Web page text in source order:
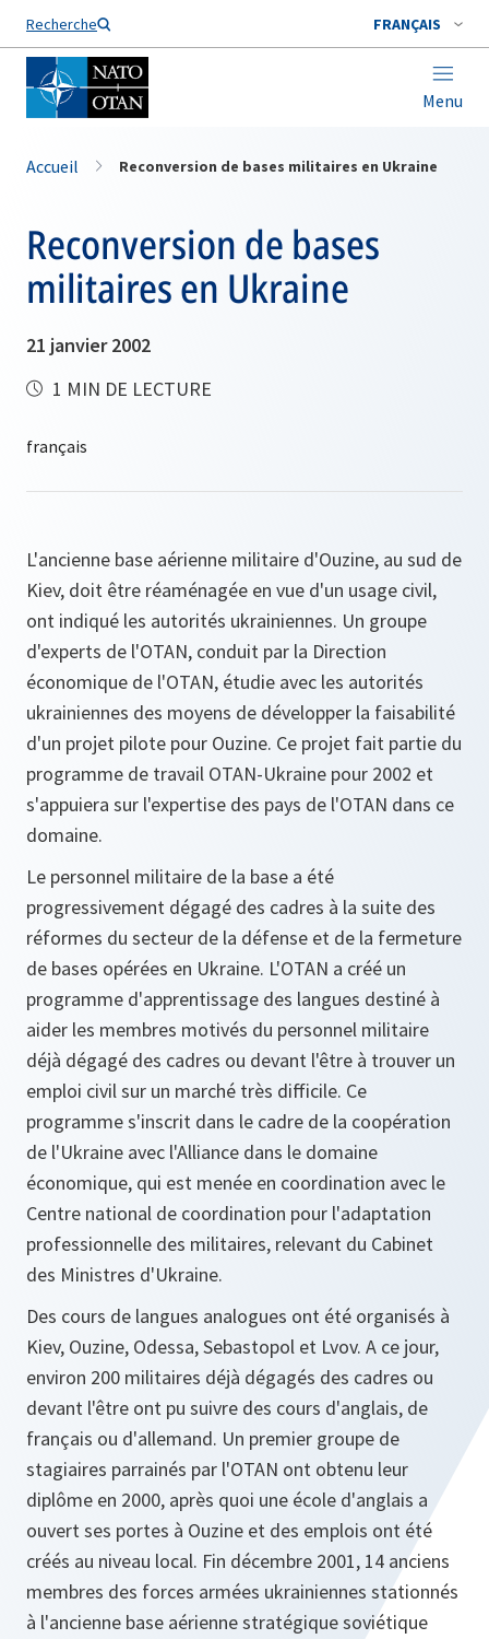
Recherche FRANÇAIS
Menu
Nom de famille*
Accueil Reconversion de bases militaires en Ukraine
Reconversion de bases
militaires en Ukraine
21 janvier 2002
1 MIN DE LECTURE
L'ancienne base aérienne militaire d'Ouzine, au sud de
Kiev, doit être réaménagée en vue d'un usage civil,
ont indiqué les autorités ukrainiennes. Un groupe
d'experts de l'OTAN, conduit par la Direction
économique de l'OTAN, étudie avec les autorités
ukrainiennes des moyens de développer la faisabilité
d'un projet pilote pour Ouzine. Ce projet fait partie du
programme de travail OTAN-Ukraine pour 2002 et
s'appuiera sur l'expertise des pays de l'OTAN dans ce
domaine.
Le personnel militaire de la base a été
progressivement dégagé des cadres à la suite des
réformes du secteur de la défense et de la fermeture
de bases opérées en Ukraine. L'OTAN a créé un
programme d'apprentissage des langues destiné à
aider les membres motivés du personnel militaire
déjà dégagé des cadres ou devant l'être à trouver un
emploi civil sur un marché très difficile. Ce
programme s'inscrit dans le cadre de la coopération
de l'Ukraine avec l'Alliance dans le domaine
économique, qui est menée en coordination avec le
Centre national de coordination pour l'adaptation
professionnelle des militaires, relevant du Cabinet
des Ministres d'Ukraine.
Des cours de langues analogues ont été organisés à
Kiev, Ouzine, Odessa, Sebastopol et Lvov. A ce jour,
environ 200 militaires déjà dégagés des cadres ou
devant l'être ont pu suivre des cours d'anglais, de
français ou d'allemand. Un premier groupe de
stagiaires parrainés par l'OTAN ont obtenu leur
diplôme en 2000, après quoi une école d'anglais a
ouvert ses portes à Ouzine et des emplois ont été
créés au niveau local. Fin décembre 2001, 14 anciens
membres des forces armées ukrainiennes stationnés
à l'ancienne base aérienne stratégique soviétique